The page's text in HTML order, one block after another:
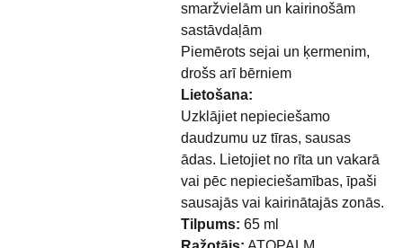
smaržvielām un kairinošām
sastāvdaļām
Piemērots sejai un ķermenim,
drošs arī bērniem
Lietošana:
Uzklājiet nepieciešamo
daudzumu uz tīras, sausas
ādas. Lietojiet no rīta un vakarā
vai pēc nepieciešamības, īpaši
sausajās vai kairinātajās zonās.
Tilpums: 65 ml